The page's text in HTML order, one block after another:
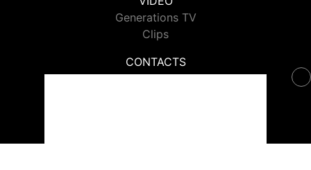
Generations TV
Clips
CONTACTS
Contacter Generations